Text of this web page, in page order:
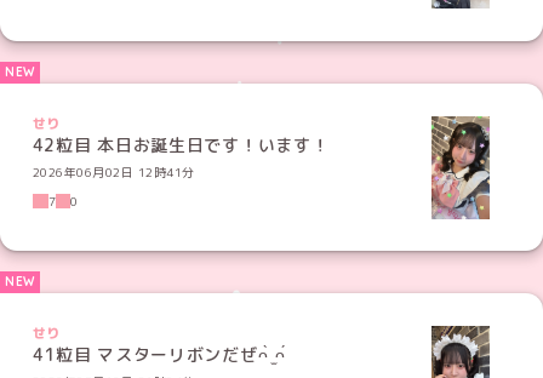
せり
42粒目 本日お誕生日です！います！
2026年06月02日 12時41分
7
0
せり
41粒目 マスターリボンだぜᴖ̀ ̫ᴖ́